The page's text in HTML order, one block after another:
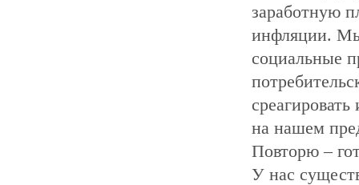
заработную
инфляции. Мы
социальные
на нашем
Повторю –
У нас